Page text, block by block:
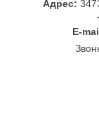
Адрес:
E-